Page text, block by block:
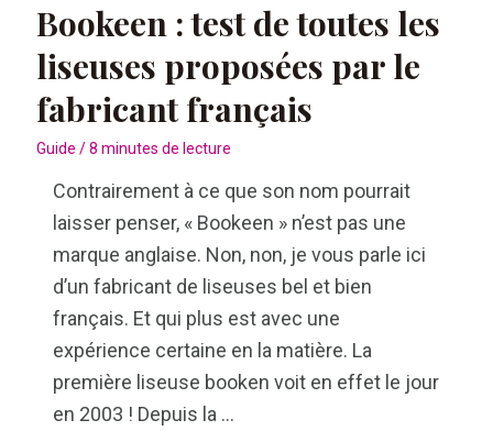
Amazon
Bookeen : test de toutes les
liseuses proposées par le
fabricant français
Guide /8 minutes de lecture
Contrairement à ce que son nom pourrait
laisser penser, « Bookeen » n’est pas une
marque anglaise. Non, non, je vous parle ici
d’un fabricant de liseuses bel et bien
français. Et qui plus est avec une
expérience certaine en la matière. La
première liseuse booken voit en effet le jour
en 2003 ! Depuis la …